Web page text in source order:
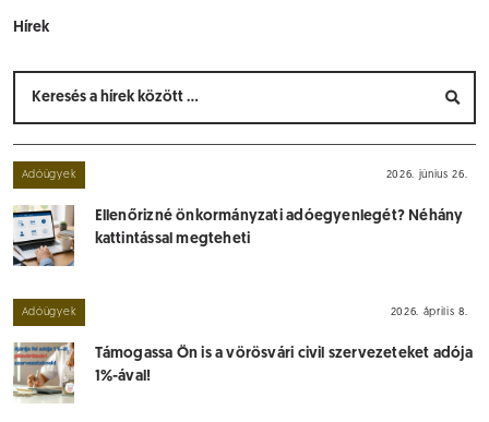
Hírek
Adóügyek 2026. június 26.
Ellenőrizné önkormányzati adóegyenlegét? Néhány
kattintással megteheti
Adóügyek 2026. április 8.
Támogassa Ön is a vörösvári civil szervezeteket adója
1%-ával!